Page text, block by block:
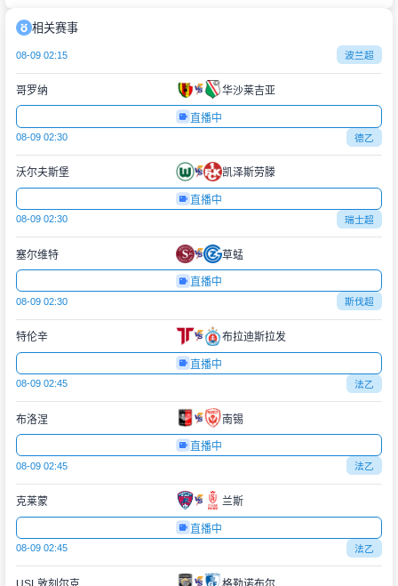
相关赛事
08-09 02:15 波兰超
哥罗纳 华沙莱吉亚
直播中
08-09 02:30 德乙
沃尔夫斯堡 凯泽斯劳滕
直播中
08-09 02:30 瑞士超
塞尔维特 草蜢
直播中
08-09 02:30 斯伐超
特伦辛 布拉迪斯拉发
直播中
08-09 02:45 法乙
布洛涅 南锡
直播中
08-09 02:45 法乙
克莱蒙 兰斯
直播中
08-09 02:45 法乙